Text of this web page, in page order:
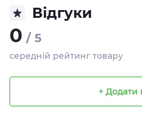
Відгуки
0 / 5
середній рейтинг товару
+ Додати